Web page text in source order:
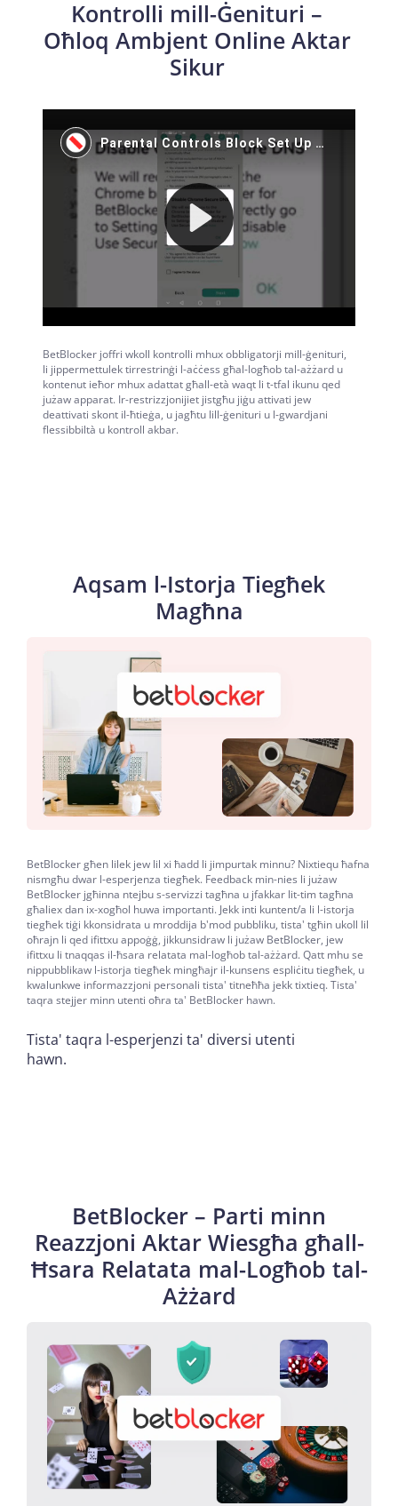
Kontrolli mill-Ġenituri –
Oħloq Ambjent Online Aktar
Sikur
BetBlocker joffri wkoll kontrolli mhux obbligatorji mill-ġenituri,
li jippermettulek tirrestrinġi l-aċċess għal-logħob tal-ażżard u
kontenut ieħor mhux adattat għall-età waqt li t-tfal ikunu qed
jużaw apparat. Ir-restrizzjonijiet jistgħu jiġu attivati jew
deattivati skont il-ħtieġa, u jagħtu lill-ġenituri u l-gwardjani
flessibbiltà u kontroll akbar.
Aqsam l-Istorja Tiegħek
Magħna
BetBlocker għen lilek jew lil xi ħadd li jimpurtak minnu? Nixtiequ ħafna
nismgħu dwar l-esperjenza tiegħek. Feedback min-nies li jużaw
BetBlocker jgħinna ntejbu s-servizzi tagħna u jfakkar lit-tim tagħna
għaliex dan ix-xogħol huwa importanti. Jekk inti kuntent/a li l-istorja
tiegħek tiġi kkonsidrata u mroddija b'mod pubbliku, tista' tgħin ukoll lil
oħrajn li qed ifittxu appoġġ, jikkunsidraw li jużaw BetBlocker, jew
ifittxu li tnaqqas il-ħsara relatata mal-logħob tal-ażżard. Qatt mhu se
nippubblikaw l-istorja tiegħek mingħajr il-kunsens espliċitu tiegħek, u
kwalunkwe informazzjoni personali tista' titneħħa jekk tixtieq. Tista'
taqra stejjer minn utenti oħra ta' BetBlocker hawn.
Tista' taqra l-esperjenzi ta' diversi utenti
hawn.
BetBlocker – Parti minn
Reazzjoni Aktar Wiesgħa għall-
Ħsara Relatata mal-Logħob tal-
Ażżard